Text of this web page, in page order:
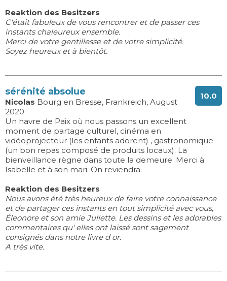
Reaktion des Besitzers
C'était fabuleux de vous rencontrer et de passer ces
instants chaleureux ensemble.
Merci de votre gentillesse et de votre simplicité.
Soyez heureux et à bientôt.
10.0
sérénité absolue
Nicolas Bourg en Bresse, Frankreich, August
2020
Un havre de Paix où nous passons un excellent
moment de partage culturel, cinéma en
vidéoprojecteur (les enfants adorent) , gastronomique
(un bon repas composé de produits locaux). La
bienveillance règne dans toute la demeure. Merci à
Isabelle et à son mari. On reviendra.
Reaktion des Besitzers
Nous avons été très heureux de faire votre connaissance
et de partager ces instants en tout simplicité avec vous,
Éleonore et son amie Juliette. Les dessins et les adorables
commentaires qu' elles ont laissé sont sagement
consignés dans notre livre d or.
A très vite.